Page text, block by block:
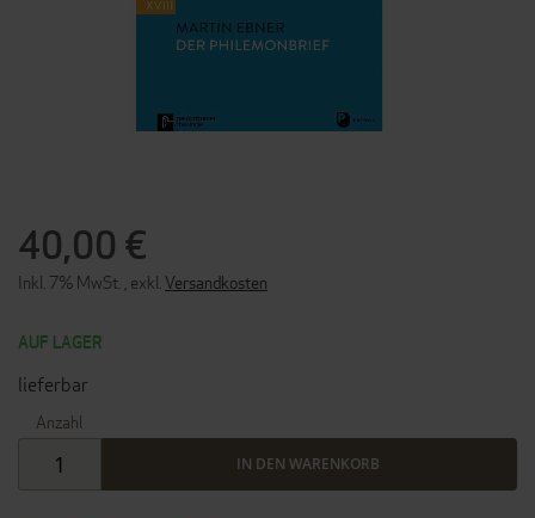
40,00 €
Inkl. 7% MwSt. exkl. Versandkosten
AUF LAGER
lieferbar
Anzahl
IN DEN WARENKORB